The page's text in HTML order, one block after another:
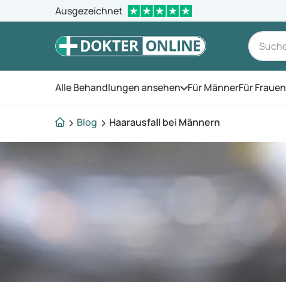
Ausgezeichnet
Alle Behandlungen ansehen Öffnen Sie das Menü
Für MännerFür Frauen
Blog Haarausfall bei Männern